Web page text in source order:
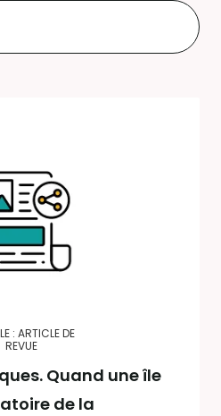
: ARTICLE DE
REVUE
Quand une île
de la